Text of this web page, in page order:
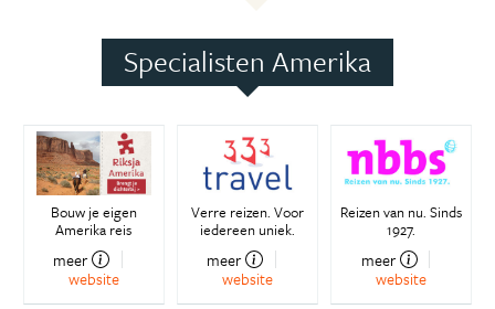
Specialisten Amerika
Bouw je eigen
Amerika reis
meer
website
Verre reizen. Voor
iedereen uniek.
meer
website
Reizen van nu. Sinds
1927.
meer
website